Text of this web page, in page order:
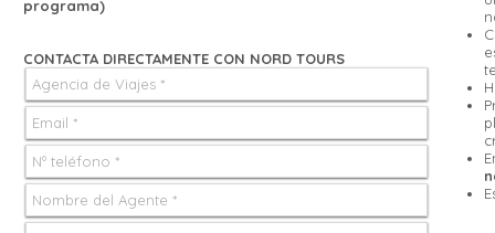
programa)
CONTACTA DIRECTAMENTE CON NORD TOURS